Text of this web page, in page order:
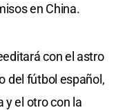
en China.
con el astro
del fútbol español,
y el otro con la